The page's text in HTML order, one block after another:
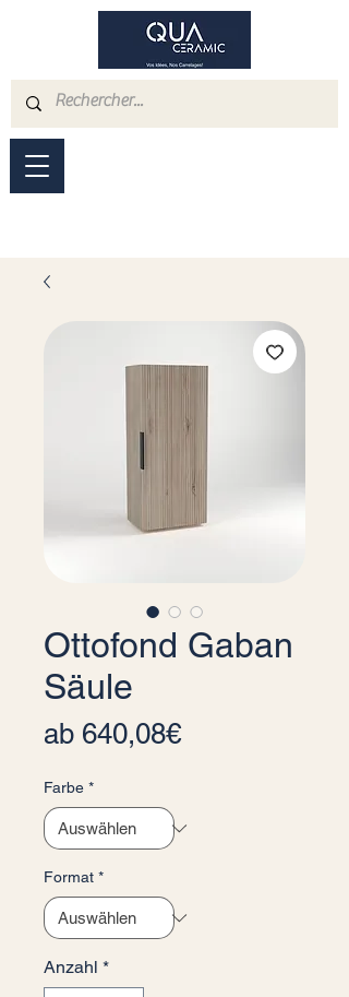
Ottofond Gaban
Säule
ab 640,08€Sale-Preis
Farbe *
Format *
Anzahl *